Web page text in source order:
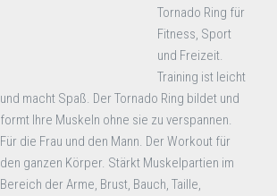
Tornado Ring für
Fitness, Sport
und Freizeit.
Training ist leicht
und macht Spaß. Der Tornado Ring bildet und
formt Ihre Muskeln ohne sie zu verspannen.
Für die Frau und den Mann. Der Workout für
den ganzen Körper. Stärkt Muskelpartien im
Bereich der Arme, Brust, Bauch, Taille,